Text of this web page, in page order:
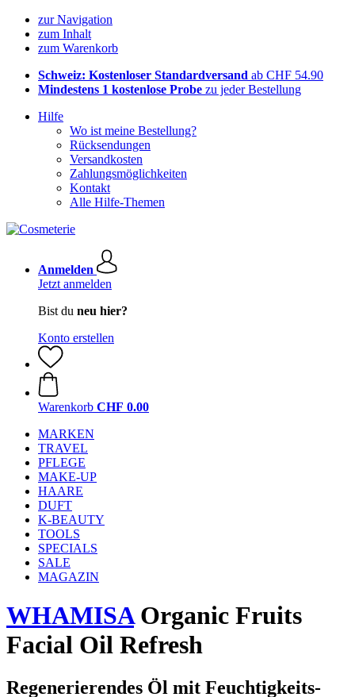
zur Navigation
zum Inhalt
zum Warenkorb
Schweiz: Kostenloser Standardversand ab CHF 54.90
Mindestens 1 kostenlose Probe zu jeder Bestellung
Hilfe
Wo ist meine Bestellung?
Rücksendungen
Versandkosten
Zahlungsmöglichkeiten
Kontakt
Alle Hilfe-Themen
Anmelden
Jetzt anmelden
Bist du neu hier?
Konto erstellen
Warenkorb CHF 0.00
MARKEN
TRAVEL
PFLEGE
MAKE-UP
HAARE
DUFT
K-BEAUTY
TOOLS
SPECIALS
SALE
MAGAZIN
WHAMISAOrganic Fruits
Facial Oil Refresh
Regenerierendes Öl mit Feuchtigkeits-